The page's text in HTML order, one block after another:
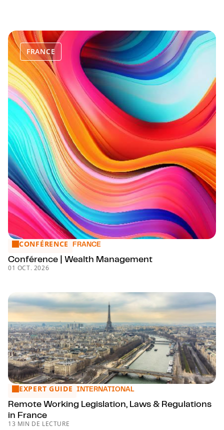
FRANCE
Conférence | Wealth Management
CONFÉRENCE FRANCE
Conférence | Wealth Management
01 OCT. 2026
Remote Working Legislation, Laws & Regulations in France
EXPERT GUIDE INTERNATIONAL
Remote Working Legislation, Laws & Regulations
in France
13 MIN DE LECTURE